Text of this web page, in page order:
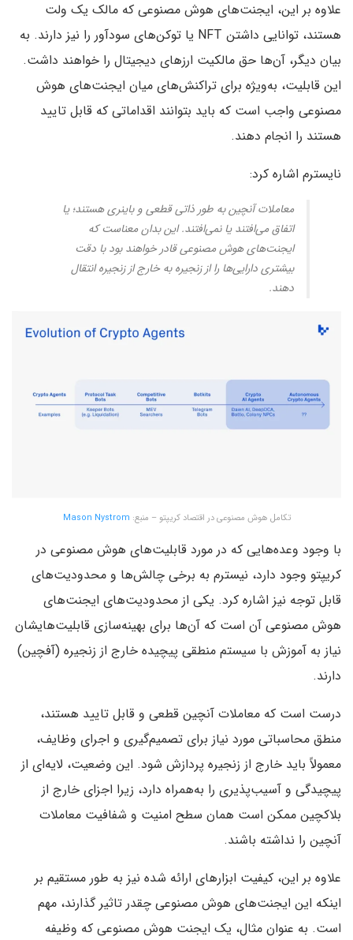
علاوه بر این، ایجنت‌های هوش مصنوعی که مالک یک ولت
هستند، توانایی داشتن NFT یا توکن‌های سودآور را نیز دارند. به
بیان دیگر، آن‌ها حق مالکیت ارزهای دیجیتال را خواهند داشت.
این قابلیت، به‌ویژه برای تراکنش‌های میان ایجنت‌های هوش
مصنوعی واجب است که باید بتوانند اقداماتی که قابل تایید
هستند را انجام دهند.
نایسترم اشاره کرد:
معاملات آنچین به طور ذاتی قطعی و باینری هستند؛ یا
اتفاق می‌افتند یا نمی‌افتند. این بدان معناست که
ایجنت‌های هوش مصنوعی قادر خواهند بود با دقت
بیشتری دارایی‌ها را از زنجیره به خارج از زنجیره انتقال
دهند.
تکامل هوش مصنوعی در اقتصاد کریپتو – منبع: Mason Nystrom
با وجود وعده‌هایی که در مورد قابلیت‌های هوش مصنوعی در
کریپتو وجود دارد، نیسترم به برخی چالش‌ها و محدودیت‌های
قابل توجه نیز اشاره کرد. یکی از محدودیت‌های ایجنت‌های
هوش مصنوعی آن است که آن‌ها برای بهینه‌سازی قابلیت‌هایشان
نیاز به آموزش با سیستم منطقی پیچیده خارج از زنجیره (آفچین)
دارند.
درست است که معاملات آنچین قطعی و قابل تایید هستند،
منطق محاسباتی مورد نیاز برای تصمیم‌گیری و اجرای وظایف،
معمولاً باید خارج از زنجیره پردازش شود. این وضعیت، لایه‌ای از
پیچیدگی و آسیب‌پذیری را به‌همراه دارد، زیرا اجزای خارج از
بلاکچین ممکن است همان سطح امنیت و شفافیت معاملات
آنچین را نداشته باشند.
علاوه بر این، کیفیت ابزارهای ارائه شده نیز به طور مستقیم بر
اینکه این ایجنت‌های هوش مصنوعی چقدر تاثیر گذارند، مهم
است. به عنوان مثال، یک ایجنت هوش مصنوعی که وظیفه